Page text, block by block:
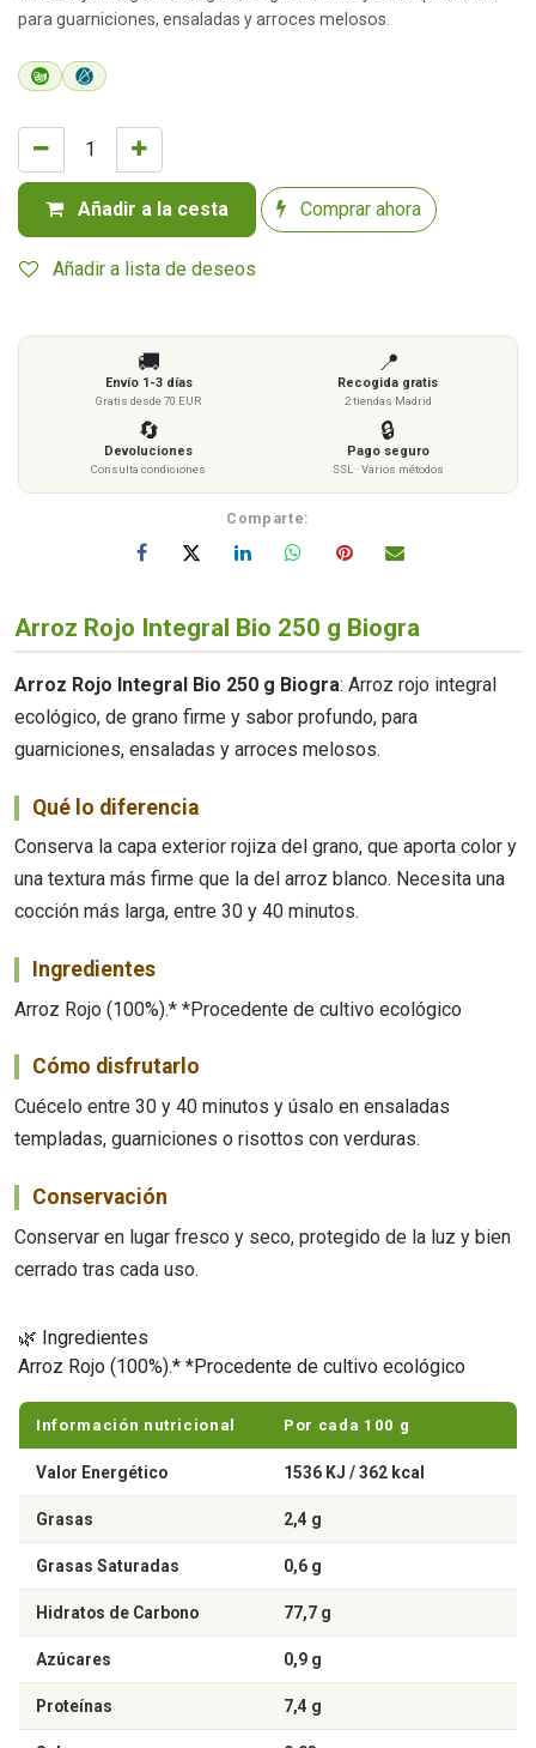
Añadir a la cesta Comprar ahora
Añadir a lista de deseos
para guarniciones, ensaladas y arroces melosos.
🚚
Envío 1-3 días
Gratis desde 70 EUR
📍
Recogida gratis
2 tiendas Madrid
🔄
Devoluciones
Consulta condiciones
🔒
Pago seguro
SSL · Varios métodos
Comparte:
Arroz Rojo Integral Bio 250 g Biogra
Arroz Rojo Integral Bio 250 g Biogra: Arroz rojo integral
ecológico, de grano firme y sabor profundo, para
guarniciones, ensaladas y arroces melosos.
Qué lo diferencia
Conserva la capa exterior rojiza del grano, que aporta color y
una textura más firme que la del arroz blanco. Necesita una
cocción más larga, entre 30 y 40 minutos.
Ingredientes
Arroz Rojo (100%).* *Procedente de cultivo ecológico
Cómo disfrutarlo
Cuécelo entre 30 y 40 minutos y úsalo en ensaladas
templadas, guarniciones o risottos con verduras.
Conservación
Conservar en lugar fresco y seco, protegido de la luz y bien
cerrado tras cada uso.
🌿 Ingredientes
Arroz Rojo (100%).* *Procedente de cultivo ecológico
Información nutricional Por cada 100 g
Valor Energético 1536 KJ / 362 kcal
Grasas 2,4 g
Grasas Saturadas 0,6 g
Hidratos de Carbono 77,7 g
Azúcares 0,9 g
Proteínas 7,4 g